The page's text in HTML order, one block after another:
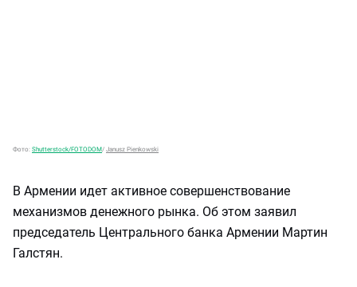
Фото: Shutterstock/FOTODOM/ Janusz Pienkowski
В Армении идет активное совершенствование
механизмов денежного рынка. Об этом заявил
председатель Центрального банка Армении Мартин
Галстян.